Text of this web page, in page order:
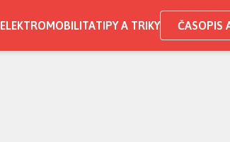
ELEKTROMOBILITATIPY A TRIKY ČASOPIS